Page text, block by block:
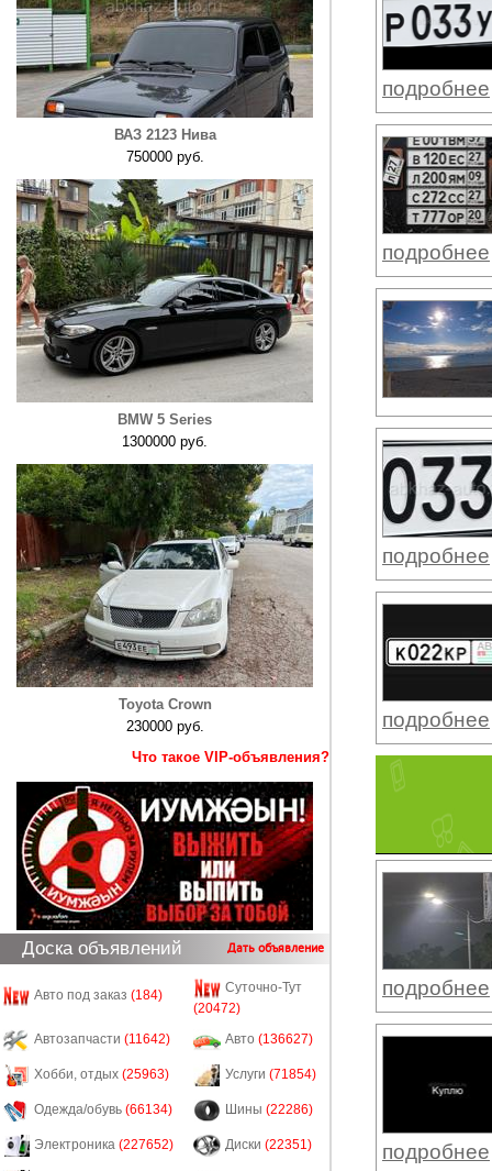
ВАЗ 2123 Нива
750000 руб.
BMW 5 Series
1300000 руб.
Toyota Crown
230000 руб.
Что такое VIP-объявления?
Доска объявлений Дать объявление
Авто под заказ (184)
Суточно-Тут
(20472)
Автозапчасти (11642) Авто (136627)
Хобби, отдых (25963) Услуги (71854)
Одежда/обувь (66134) Шины (22286)
Электроника (227652) Диски (22351)
подробнее
подробнее
подробнее
подробнее
подробнее
подробнее